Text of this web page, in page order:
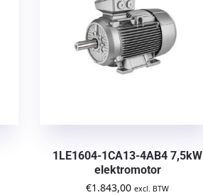
1LE1604-1CA13-4AB4 7,5kW
elektromotor
€1.843,00 excl. BTW